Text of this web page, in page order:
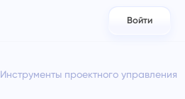
العربية
Войти
Инструменты проектного управления